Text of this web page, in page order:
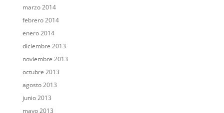
marzo 2014
febrero 2014
enero 2014
diciembre 2013
noviembre 2013
octubre 2013
agosto 2013
junio 2013
mayo 2013